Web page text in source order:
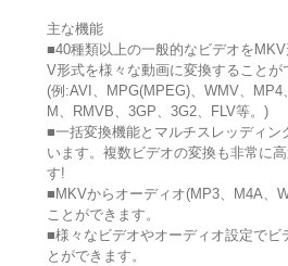
主な機能
■40種類以上の一般的なビデオを
V形式を様々な動画に変換することが
(例:AVI、MPG(MPEG)、WMV、
M、RMVB、3GP、3G2、FLV等。)
■一括変換機能とマルチスレッディン
います。複数ビデオの変換も非常に
す!
■MKVからオーディオ(MP3、M4A、
ことができます。
■様々なビデオやオーディオ設定でビ
とができます。